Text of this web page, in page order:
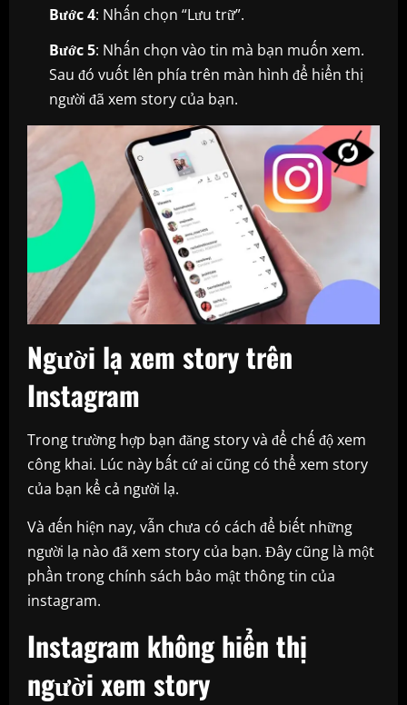
Bước 4: Nhấn chọn “Lưu trữ”.
Bước 5: Nhấn chọn vào tin mà bạn muốn xem.
Sau đó vuốt lên phía trên màn hình để hiển thị
người đã xem story của bạn.
Người lạ xem story trên
Instagram
Trong trường hợp bạn đăng story và để chế độ xem
công khai. Lúc này bất cứ ai cũng có thể xem story
của bạn kể cả người lạ.
Và đến hiện nay, vẫn chưa có cách để biết những
người lạ nào đã xem story của bạn. Đây cũng là một
phần trong chính sách bảo mật thông tin của
instagram.
Instagram không hiển thị
người xem story